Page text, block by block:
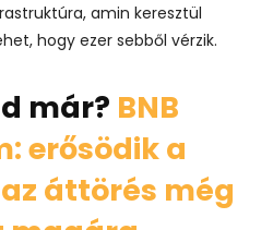
amin keresztül
hogy ezer sebből vérzik.
már? BNB
erősödik a
áttörés még